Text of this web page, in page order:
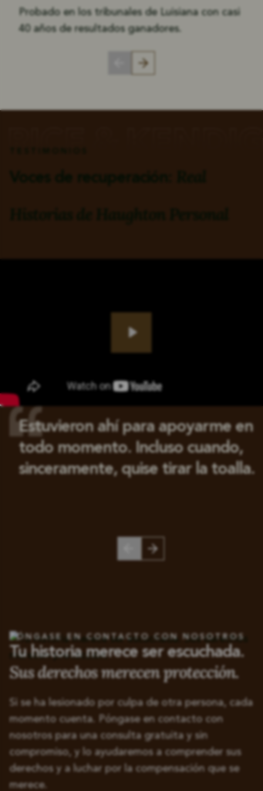
Probado en los tribunales de Luisiana con casi
40 años de resultados ganadores.
Voces de recuperación:
Real
Historias de
Haughton Personal
Play
Estuvieron ahí para apoyarme en
todo momento. Incluso cuando,
sinceramente, quise tirar la toalla.
PÓNGASE EN CONTACTO CON NOSOTROS
Tu historia merece ser escuchada.
Sus derechos merecen protección.
Si se ha lesionado por culpa de otra persona, cada
momento cuenta. Póngase en contacto con
nosotros para una consulta gratuita y sin
compromiso, y lo ayudaremos a comprender sus
derechos y a luchar por la compensación que se
merece.